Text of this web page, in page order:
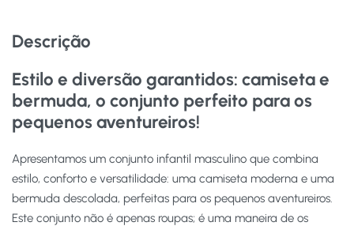
Descrição
Estilo e diversão garantidos: camiseta e
bermuda, o conjunto perfeito para os
pequenos aventureiros!
Apresentamos um conjunto infantil masculino que combina
estilo, conforto e versatilidade: uma camiseta moderna e uma
bermuda descolada, perfeitas para os pequenos aventureiros.
Este conjunto não é apenas roupas; é uma maneira de os